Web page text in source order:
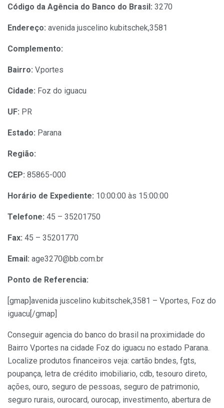
Código da Agência do Banco do Brasil: 3270
Endereço: avenida juscelino kubitschek,3581
Complemento:
Bairro: V.portes
Cidade: Foz do iguacu
UF: PR
Estado: Parana
Região:
CEP: 85865-000
Horário de Expediente: 10:00:00 às 15:00:00
Telefone: 45 – 35201750
Fax: 45 – 35201770
Email: age3270@bb.com.br
Ponto de Referencia:
[gmap]avenida juscelino kubitschek,3581 – V.portes, Foz do
iguacu[/gmap]
Conseguir agencia do banco do brasil na proximidade do
Bairro V.portes na cidade Foz do iguacu no estado Parana.
Localize produtos financeiros veja: cartão bndes, fgts,
poupança, letra de crédito imobiliario, cdb, tesouro direto,
ações, ouro, seguro de pessoas, seguro de patrimonio,
seguro rurais, ourocard, ourocap, investimento, abertura de